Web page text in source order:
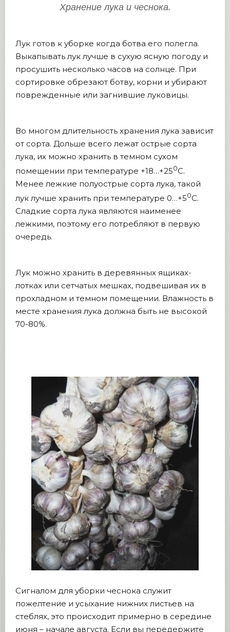
Хранение лука и чеснока.
Лук готов к уборке когда ботва его полегла.
Выкапывать лук лучше в сухую ясную погоду и
просушить несколько часов на солнце. При
сортировке обрезают ботву, корни и убирают
поврежденные или загнившие луковицы.
Во многом длительность хранения лука зависит
от сорта. Дольше всего лежат острые сорта
лука, их можно хранить в темном сухом
помещении при температуре +18…+250С.
Менее лежкие полуострые сорта лука, такой
лук лучше хранить при температуре 0…+50С.
Сладкие сорта лука являются наименее
лежкими, поэтому его потребляют в первую
очередь.
Лук можно хранить в деревянных ящиках-
лотках или сетчатых мешках, подвешивая их в
прохладном и темном помещении. Влажность в
месте хранения лука должна быть не высокой
70-80%.
Сигналом для уборки чеснока служит
пожелтение и усыхание нижних листьев на
стеблях, это происходит примерно в середине
июня – начале августа. Если вы передержите